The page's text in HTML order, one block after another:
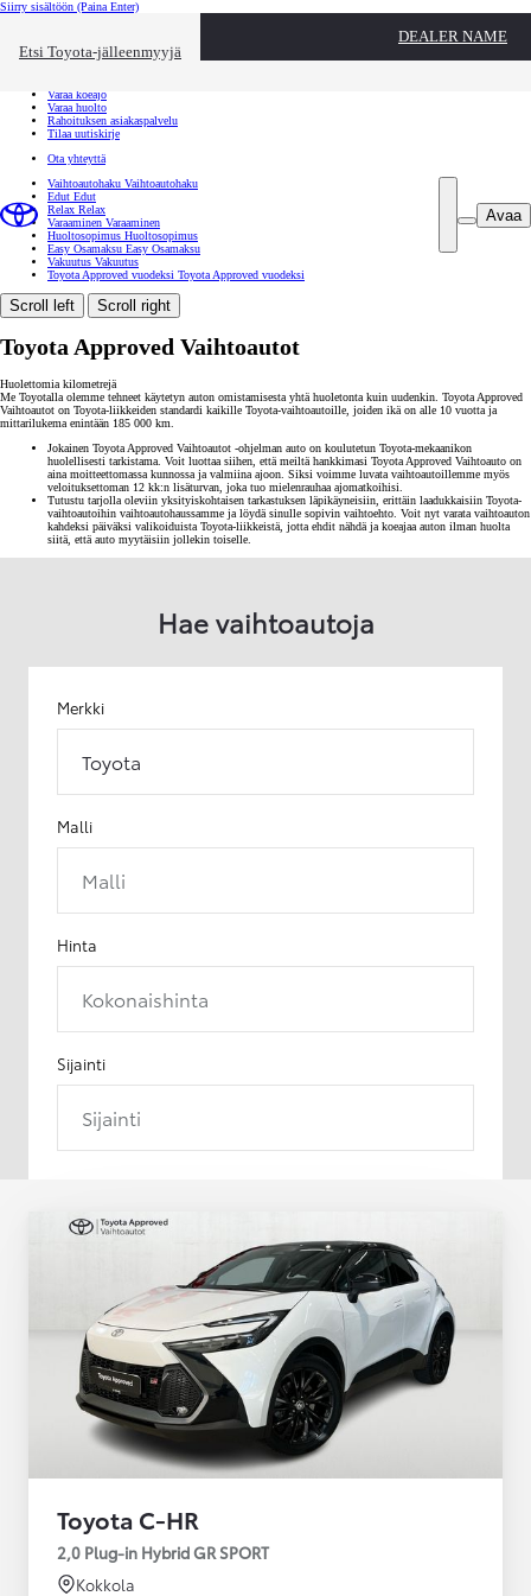
Siirry sisältöön (Paina Enter)
Etsi Toyota-jälleenmyyjä
DEALER NAME
Toyota palvelee Sulje
Varaa koeajo
Varaa huolto
Rahoituksen asiakaspalvelu
Tilaa uutiskirje
Ota yhteyttä
Avaa
Vaihtoautohaku Vaihtoautohaku
Edut Edut
Relax Relax
Varaaminen Varaaminen
Huoltosopimus Huoltosopimus
Easy Osamaksu Easy Osamaksu
Vakuutus Vakuutus
Toyota Approved vuodeksi Toyota Approved vuodeksi
Scroll left Scroll right
Toyota Approved Vaihtoautot
Huolettomia kilometrejä
Me Toyotalla olemme tehneet käytetyn auton omistamisesta yhtä huoletonta kuin uudenkin. Toyota Approved
Vaihtoautot on Toyota-liikkeiden standardi kaikille Toyota-vaihtoautoille, joiden ikä on alle 10 vuotta ja
mittarilukema enintään 185 000 km.
Jokainen Toyota Approved Vaihtoautot -ohjelman auto on koulutetun Toyota-mekaanikon
huolellisesti tarkistama. Voit luottaa siihen, että meiltä hankkimasi Toyota Approved Vaihtoauto on
aina moitteettomassa kunnossa ja valmiina ajoon. Siksi voimme luvata vaihtoautoillemme myös
veloituksettoman 12 kk:n lisäturvan, joka tuo mielenrauhaa ajomatkoihisi.
Tutustu tarjolla oleviin yksityiskohtaisen tarkastuksen läpikäyneisiin, erittäin laadukkaisiin Toyota-
vaihtoautoihin vaihtoautohaussamme ja löydä sinulle sopivin vaihtoehto. Voit nyt varata vaihtoauton
kahdeksi päiväksi valikoiduista Toyota-liikkeistä, jotta ehdit nähdä ja koeajaa auton ilman huolta
siitä, että auto myytäisiin jollekin toiselle.
Hae vaihtoautoja
Merkki
Toyota
Malli
Malli
Hinta
Kokonaishinta
Sijainti
Sijainti
Toyota C-HR
2,0 Plug-in Hybrid GR SPORT
Kokkola